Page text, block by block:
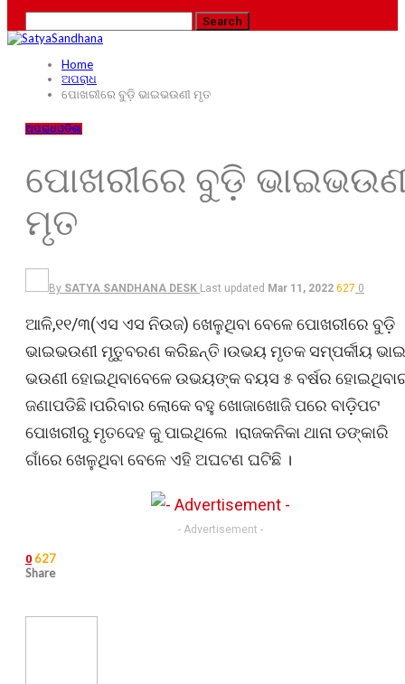
Home
ଅପରାଧ
ପୋଖରୀରେ ବୁଡ଼ି ଭାଇଭଉଣୀ ମୃତ
ଅପରାଧଓଡ଼ିଶା
ପୋଖରୀରେ ବୁଡ଼ି
ମୃତ
By SATYA SANDHANA DESK Last updated Mar 11, 2022 627 0
ଆଳି,୧୧/୩(ଏସ ଏସ ନିଉଜ) ଖେଳୁଥିବା ବେଳେ ପୋଖରୀରେ ବୁଡ଼ି
ଭାଇଭଉଣୀ ମୃତୁବରଣ କରିଛନ୍ତି।ଉଭୟ ମୃତକ ସମ୍ପର୍କୀୟ ଭାଇ
ଭଉଣୀ ହୋଇଥିବାବେଳେ ଉଭୟଙ୍କ ବୟସ ୫ ବର୍ଷର
ଜଣାପଡିଛି।ପରିବାର ଲୋକେ ବହୁ ଖୋଜାଖୋଜି ପରେ ବାଡ଼ିପଟ
ପୋଖରୀରୁ ମୃତଦେହ କୁ ପାଇଥିଲେ ।ରାଜକନିକା ଥାନା ଡଙ୍କାରି
ଗାଁରେ ଖେଳୁଥିବା ବେଳେ ଏହି ଅଘଟଣ ଘଟିଛି ।
- Advertisement -
0 627
Share